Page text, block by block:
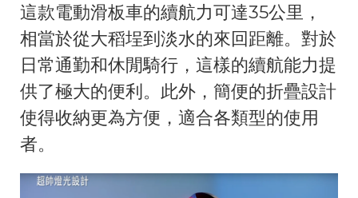
這款電動滑板車的續航力可達35公里，
相當於從大稻埕到淡水的來回距離。對於
日常通勤和休閒騎行，這樣的續航能力提
供了極大的便利。此外，簡便的折疊設計
使得收納更為方便，適合各類型的使用
者。